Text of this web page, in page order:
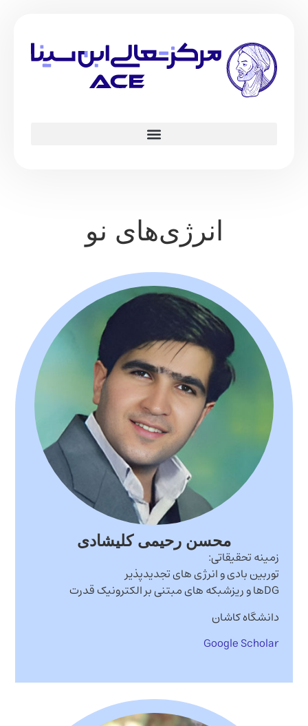
انرژی‌های نو
محسن رحیمی كلیشادی
زمینه تحقیقاتی:
توربین بادی و انرژی های تجدیدپذیر
DGها و ریزشبکه های مبتنی بر الکترونیک قدرت
دانشگاه کاشان
Google Scholar